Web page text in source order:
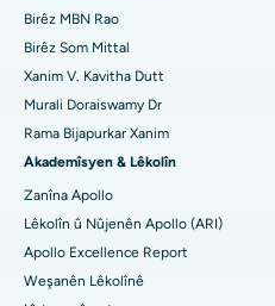
Psîkolog Bibîne
Cerrahê Giştî Bibîne
Nexweşxaneya herî baş li
Nexweşxaneya herî baş li
Nexweşxaneya herî baş li
Nexweşxaneya herî baş li
Nexweşxaneya herî baş li New
Nexweşxaneya herî baş li
Nexweşxaneya herî baş li GS
Embolîzasyona Artery Uterine
Emeliyata Penceşêrê Sîngê
Brachytherapy
Kolonyoscopy
Polypotomy
Birêz MBN Rao
Birêz Som Mittal
Xanim V. Kavitha Dutt
Murali Doraiswamy Dr
Rama Bijapurkar Xanim
Akademîsyen & Lêkolîn
Zanîna Apollo
Lêkolîn û Nûjenên Apollo (ARI)
Apollo Excellence Report
Weşanên Lêkolînê